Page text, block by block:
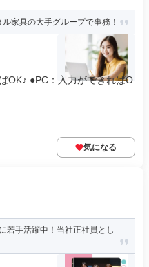
家具の大手グループで事務！
OK♪ ●PC：入力ができればO
気になる
若手活躍中！当社正社員とし